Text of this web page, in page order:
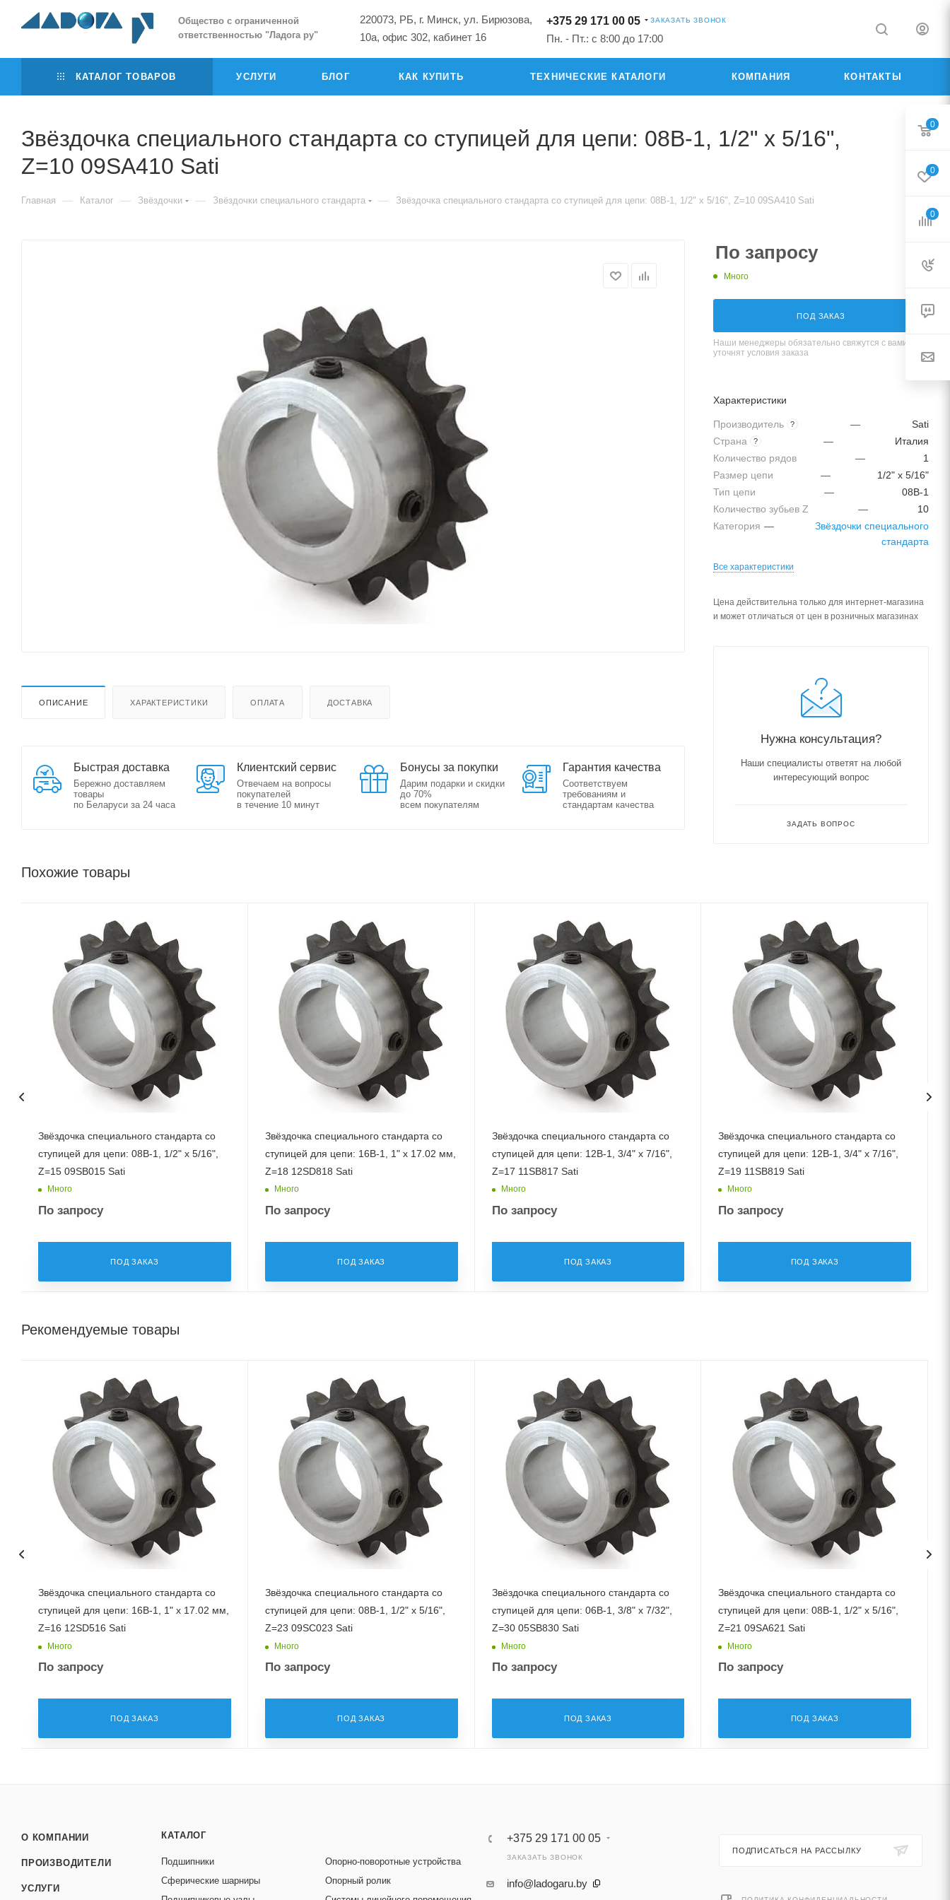
Общество с ограниченной
ответственностью "Ладога ру"
220073, РБ, г. Минск, ул. Бирюзова,
10а, офис 302, кабинет 16
+375 29 171 00 05 ЗАКАЗАТЬ ЗВОНОК
Пн. - Пт.: с 8:00 до 17:00
КАТАЛОГ ТОВАРОВ УСЛУГИ БЛОГ КАК КУПИТЬ ТЕХНИЧЕСКИЕ КАТАЛОГИ КОМПАНИЯ КОНТАКТЫ
Звёздочка специального стандарта со ступицей для цепи: 08B-1, 1/2" x 5/16",
Z=10 09SA410 Sati
Главная — Каталог — Звёздочки — Звёздочки специального стандарта — Звёздочка специального стандарта со ступицей для цепи: 08B-1, 1/2" x 5/16", Z=10 09SA410 Sati
ОПИСАНИЕ ХАРАКТЕРИСТИКИ ОПЛАТА ДОСТАВКА
Быстрая доставка
Бережно доставляем
товары
по Беларуси за 24 часа
Клиентский сервис
Отвечаем на вопросы
покупателей
в течение 10 минут
Бонусы за покупки
Дарим подарки и скидки
до 70%
всем покупателям
Гарантия качества
Соответствуем
требованиям и
стандартам качества
По запросу
Много
ПОД ЗАКАЗ
Наши менеджеры обязательно свяжутся с вами и
уточнят условия заказа
Характеристики
Производитель ? —
Sati
Страна
? —
Италия
Количество рядов
—
1
Размер цепи
—
1/2" x 5/16"
Тип цепи
—
08B-1
Количество зубьев Z
—
10
Категория —
Звёздочки специального
стандарта
Все характеристики
Цена действительна только для интернет-магазина
и может отличаться от цен в розничных магазинах
Нужна консультация?
Наши специалисты ответят на любой
интересующий вопрос
ЗАДАТЬ ВОПРОС
Похожие товары
Звёздочка специального стандарта со
ступицей для цепи: 08B-1, 1/2" x 5/16",
Z=15 09SB015 Sati
Много
По запросу
ПОД ЗАКАЗ
Звёздочка специального стандарта со
ступицей для цепи: 16B-1, 1" x 17.02 мм,
Z=18 12SD818 Sati
Много
По запросу
ПОД ЗАКАЗ
Звёздочка специального стандарта со
ступицей для цепи: 12B-1, 3/4" x 7/16",
Z=17 11SB817 Sati
Много
По запросу
ПОД ЗАКАЗ
Звёздочка специального стандарта со
ступицей для цепи: 12B-1, 3/4" x 7/16",
Z=19 11SB819 Sati
Много
По запросу
ПОД ЗАКАЗ
Рекомендуемые товары
Звёздочка специального стандарта со
ступицей для цепи: 16B-1, 1" x 17.02 мм,
Z=16 12SD516 Sati
Много
По запросу
ПОД ЗАКАЗ
Звёздочка специального стандарта со
ступицей для цепи: 08B-1, 1/2" x 5/16",
Z=23 09SC023 Sati
Много
По запросу
ПОД ЗАКАЗ
Звёздочка специального стандарта со
ступицей для цепи: 06B-1, 3/8" x 7/32",
Z=30 05SB830 Sati
Много
По запросу
ПОД ЗАКАЗ
Звёздочка специального стандарта со
ступицей для цепи: 08B-1, 1/2" x 5/16",
Z=21 09SA621 Sati
Много
По запросу
ПОД ЗАКАЗ
О КОМПАНИИ
ПРОИЗВОДИТЕЛИ
УСЛУГИ
КАТАЛОГ
Подшипники
Сферические шарниры
Опорно-поворотные устройства
Опорный ролик
+375 29 171 00 05
ЗАКАЗАТЬ ЗВОНОК
info@ladogaru.by
ПОДПИСАТЬСЯ НА РАССЫЛКУ
0
0
0